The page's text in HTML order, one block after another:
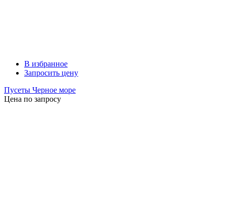
В избранное
Запросить цену
Пусеты Черное море
Цена по запросу